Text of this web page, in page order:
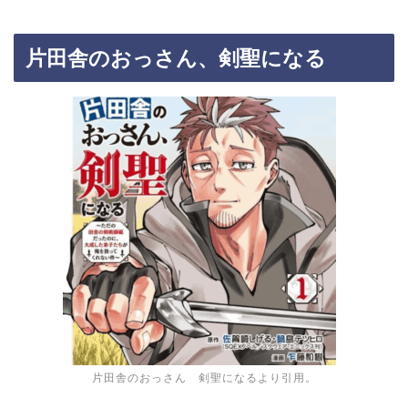
片田舎のおっさん、剣聖になる
片田舎のおっさん 剣聖になるより引用。